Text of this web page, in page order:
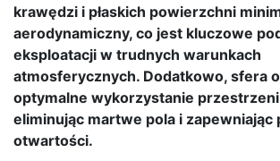
krawędzi i płaskich powierzchni
aerodynamiczny, co jest kluczowe
eksploatacji w trudnych warunkach
atmosferycznych. Dodatkowo, sfera
optymalne wykorzystanie
eliminując martwe pola i zapewniając
otwartości.